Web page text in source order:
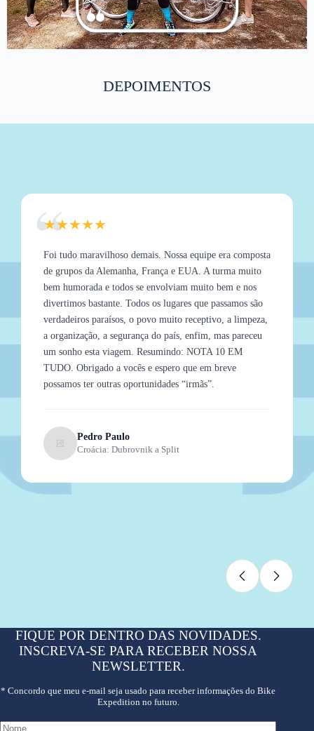
DEPOIMENTOS
“
★★★★★
Foi tudo maravilhoso demais. Nossa equipe era composta
de grupos da Alemanha, França e EUA. A turma muito
bem humorada e todos se envolviam muito bem e nos
divertimos bastante. Todos os lugares que passamos são
verdadeiros paraísos, o povo muito receptivo, a limpeza,
a organização, a segurança do país, enfim, mas pareceu
um sonho esta viagem. Resumindo: NOTA 10 EM
TUDO. Obrigado a vocês e espero que em breve
possamos ter outras oportunidades “irmãs”.
Pedro Paulo
Croácia: Dubrovnik a Split
FIQUE POR DENTRO DAS NOVIDADES.
INSCREVA-SE PARA RECEBER NOSSA
NEWSLETTER.
* Concordo que meu e-mail seja usado para receber informações do Bike
Expedition no futuro.